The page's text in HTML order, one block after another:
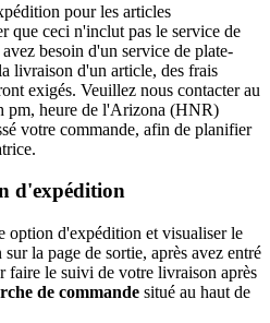
pour les articles
que ceci n'inclut pas le service de
besoin d'un service de plate-
livraison d'un article, des frais
exigés. Veuillez nous contacter au
pm, heure de l'Arizona (HNR)
votre commande, afin de planifier
d'expédition
option d'expédition et visualiser le
la page de sortie, après avez entré
faire le suivi de votre livraison après
de commande situé au haut de